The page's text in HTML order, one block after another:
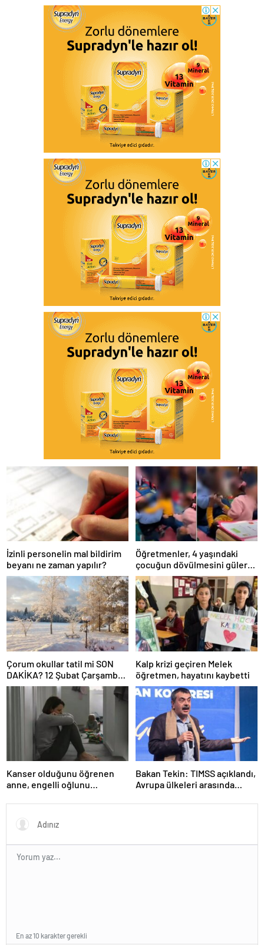
İzinli personelin mal bildirim
beyanı ne zaman yapılır?
Öğretmenler, 4 yaşındaki
çocuğun dövülmesini gülerek
izledi
Çorum okullar tatil mi SON
DAKİKA? 12 Şubat Çarşamba
Çorum’da okul yok mu (Çorum
Valiliği Açıklaması – KAR
TATİLİ)?
Kalp krizi geçiren Melek
öğretmen, hayatını kaybetti
Kanser olduğunu öğrenen
anne, engelli oğlunu
Bakan Tekin: TIMSS açıklandı,
Avrupa ülkeleri arasında
En az 10 karakter gerekli